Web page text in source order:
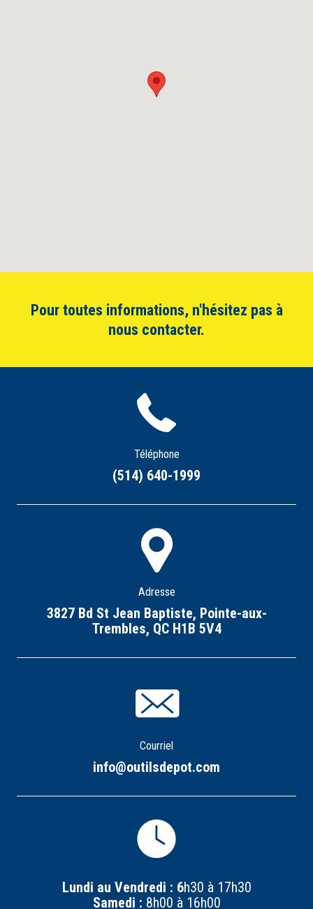
Pour toutes informations, n'hésitez pas à
nous contacter.
Téléphone
(514) 640-1999
Adresse
3827 Bd St Jean Baptiste, Pointe-aux-
Trembles, QC H1B 5V4
Courriel
info@outilsdepot.com
Lundi au Vendredi : 6h30 à 17h30
Samedi : 8h00 à 16h00